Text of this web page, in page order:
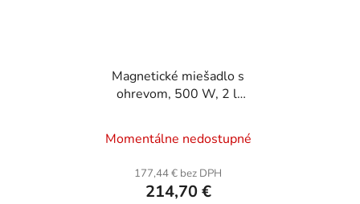
Magnetické miešadlo s
ohrevom, 500 W, 2 l,
nastaviteľná teplota, s
LED displejom a
stojanom
Momentálne nedostupné
177,44 € bez DPH
214,70 €